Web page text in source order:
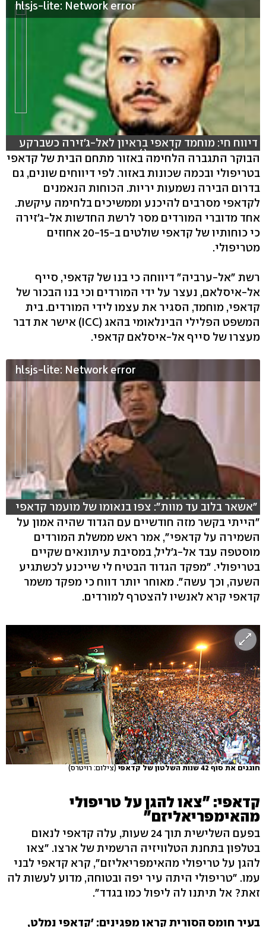
hlsjs-lite: Network error
דיווח חי: מוחמד קדאפי בראיון לאל-ג'זירה כשברקע
המורדים נכנסים לביתו ( )
הבוקר התגברה הלחימה באזור מתחם הבית של קדאפי
בטריפולי ובכמה שכונות באזור. לפי דיווחים שונים, גם
בדרום הבירה נשמעות יריות. הכוחות הנאמנים
לקדאפי מסרבים להיכנע וממשיכים בלחימה עיקשת.
אחד מדוברי המורדים מסר לרשת החדשות אל-ג'זירה
כי כוחותיו של קדאפי שולטים ב-20-15 אחוזים
מטריפולי.
רשת "אל-ערביה" דיווחה כי בנו של קדאפי, סייף
אל-איסלאם, נעצר על ידי המורדים וכי בנו הבכור של
קדאפי, מוחמד, הסגיר את עצמו לידי המורדים. בית
המשפט הפלילי הבינלאומי בהאג (ICC) אישר את דבר
מעצרו של סייף אל-איסלאם קדאפי.
hlsjs-lite: Network error
"אשאר בלוב עד מוות": צפו בנאומו של מועמר קדאפי
"הייתי בקשר מזה חודשיים עם הגדוד שהיה אמון על
השמירה על קדאפי", אמר ראש ממשלת המורדים
מוסטפה עבד אל-ג'ליל, במסיבת עיתונאים שקיים
בטריפולי. "מפקד הגדוד הבטיח לי שייכנע לכשתגיע
השעה, וכך עשה". מאוחר יותר דווח כי מפקד משמר
קדאפי קרא לאנשיו להצטרף למורדים.
חוגגים את סוף 42 שנות השלטון של קדאפי (צילום: רויטרס)
קדאפי: "צאו להגן על טריפולי
מהאימפריאליזם"
בפעם השלישית תוך 24 שעות, עלה קדאפי לנאום
בטלפון בתחנת הטלוויזיה הרשמית של ארצו. "צאו
להגן על טריפולי מהאימפריאליזם", קרא קדאפי לבני
עמו. "טריפולי היתה עיר יפה ובטוחה, מדוע לעשות לה
זאת? אל תיתנו לה ליפול כמו בגדד".
בעיר חומס הסורית קראו מפגינים: 'קדאפי נמלט,